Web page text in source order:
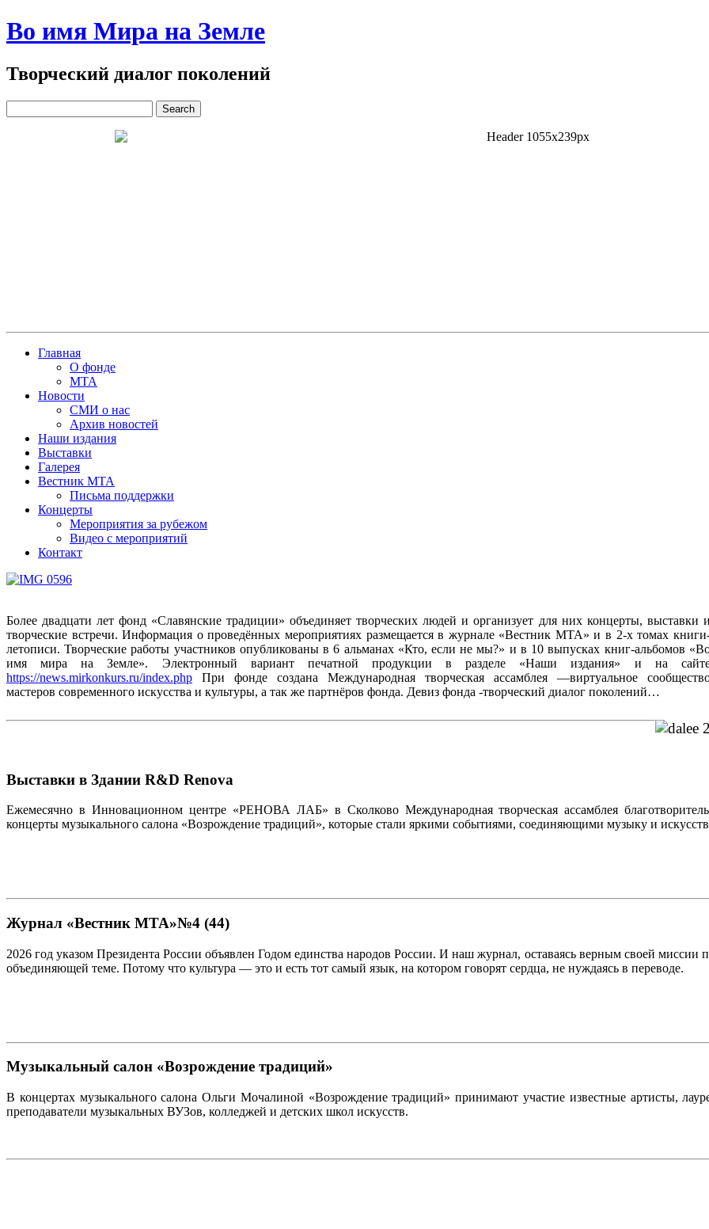
Во имя Мира на Земле
Творческий диалог поколений
Главная
О фонде
МТА
Новости
СМИ о нас
Архив новостей
Наши издания
Выставки
Галерея
Вестник МТА
Письма поддержки
Концерты
Мероприятия за рубежом
Видео с мероприятий
Контакт
Более двадцати лет фонд «Славянские традиции» объединяет творческих людей и организует для них концерты, выставки и
творческие встречи. Информация о проведённых мероприятиях размещается в журнале «Вестник МТА» и в 2-х томах
летописи. Творческие работы участников опубликованы в 6 альманах «Кто, если не мы?» и в 10 выпусках книг-альбомов
имя мира на Земле». Электронный вариант печатной продукции в разделе «Наши издания» и на
https://news.mirkonkurs.ru/index.php При фонде создана Международная творческая ассамблея —виртуальное
мастеров современного искусства и культуры, а так же партнёров фонда. Девиз фонда -творческий диалог поколений…
Выставки в Здании R&D Renova
Ежемесячно в Инновационном центре «РЕНОВА ЛАБ» в Сколково Международная творческая ассамблея
концерты музыкального салона «Возрождение традиций», которые стали яркими событиями, соединяющими музыку и
Журнал «Вестник МТА»№4 (44)
2026 год указом Президента России объявлен Годом единства народов России. И наш журнал, оставаясь верным своей миссии
объединяющей теме. Потому что культура — это и есть тот самый язык, на котором говорят сердца, не нуждаясь в переводе.
Музыкальный салон «Возрождение традиций»
В концертах музыкального салона Ольги Мочалиной «Возрождение традиций» принимают участие известные артисты,
преподаватели музыкальных ВУЗов, колледжей и детских школ искусств.